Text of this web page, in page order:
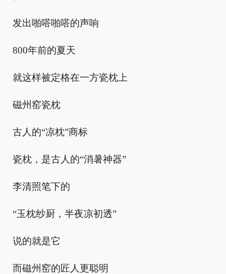
发出啪嗒啪嗒的声响
800年前的夏天
就这样被定格在一方瓷枕上
磁州窑瓷枕
古人的“凉枕”商标
瓷枕，是古人的“消暑神器”
李清照笔下的
“玉枕纱厨，半夜凉初透”
说的就是它
而磁州窑的匠人更聪明